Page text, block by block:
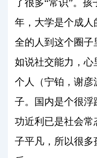
了很多“常识”。
年，大学是个成
全的人到这个圈
如说社交能力，
个人（宁铂，谢彦
子。国内是个很
功近利已是社会
子平凡，所以很